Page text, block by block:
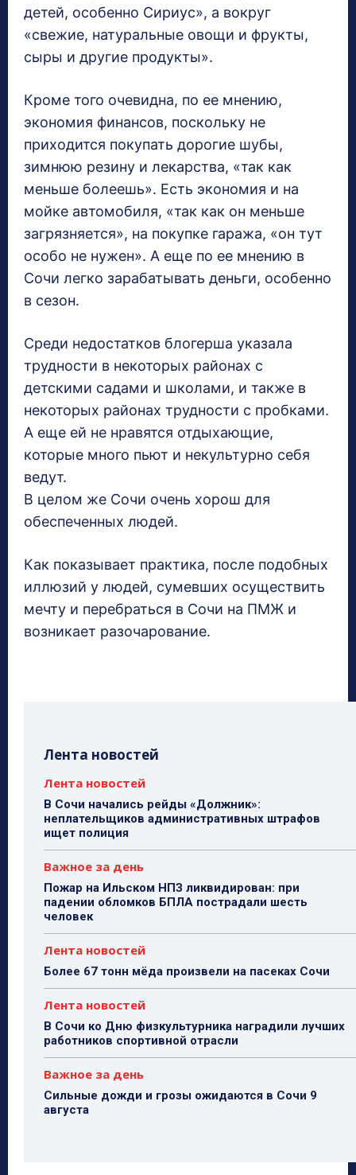
детей, особенно Сириус», а вокруг
«свежие, натуральные овощи и фрукты,
сыры и другие продукты».
Кроме того очевидна, по ее мнению,
экономия финансов, поскольку не
приходится покупать дорогие шубы,
зимнюю резину и лекарства, «так как
меньше болеешь». Есть экономия и на
мойке автомобиля, «так как он меньше
загрязняется», на покупке гаража, «он тут
особо не нужен». А еще по ее мнению в
Сочи легко зарабатывать деньги, особенно
в сезон.
Среди недостатков блогерша указала
трудности в некоторых районах с
детскими садами и школами, и также в
некоторых районах трудности с пробками.
А еще ей не нравятся отдыхающие,
которые много пьют и некультурно себя
ведут.
В целом же Сочи очень хорош для
обеспеченных людей.
Как показывает практика, после подобных
иллюзий у людей, сумевших осуществить
мечту и перебраться в Сочи на ПМЖ и
возникает разочарование.
Лента новостей
Лента новостей
В Сочи начались рейды «Должник»:
неплательщиков административных штрафов
ищет полиция
Важное за день
Пожар на Ильском НПЗ ликвидирован: при
падении обломков БПЛА пострадали шесть
человек
Лента новостей
Более 67 тонн мёда произвели на пасеках Сочи
Лента новостей
В Сочи ко Дню физкультурника наградили лучших
работников спортивной отрасли
Важное за день
Сильные дожди и грозы ожидаются в Сочи 9
августа